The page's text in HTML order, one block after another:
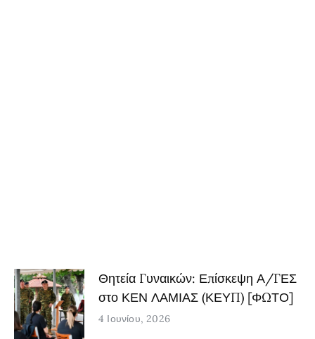
Θητεία Γυναικών: Επίσκεψη Α/ΓΕΣ
στο ΚΕΝ ΛΑΜΙΑΣ (ΚΕΥΠ) [ΦΩΤΟ]
4 Ιουνίου, 2026